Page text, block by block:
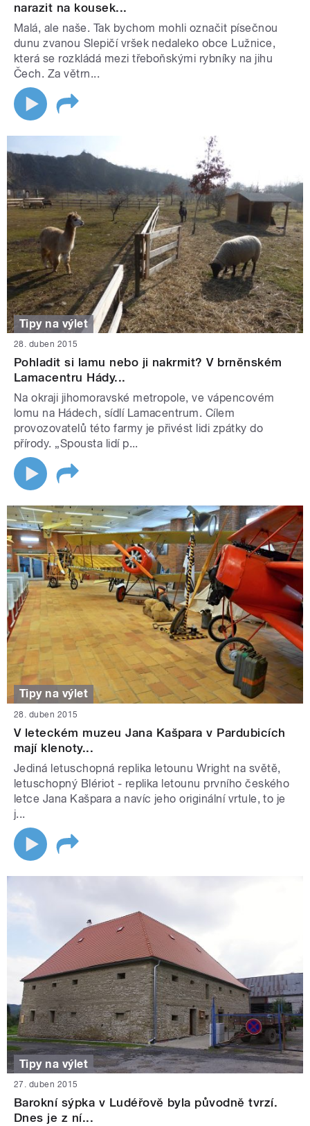
narazit na kousek...
Malá, ale naše. Tak bychom mohli označit písečnou
dunu zvanou Slepičí vršek nedaleko obce Lužnice,
která se rozkládá mezi třeboňskými rybníky na jihu
Čech. Za větrn...
Tipy na výlet
28. duben 2015
Pohladit si lamu nebo ji nakrmit? V brněnském
Lamacentru Hády...
Na okraji jihomoravské metropole, ve vápencovém
lomu na Hádech, sídlí Lamacentrum. Cílem
provozovatelů této farmy je přivést lidi zpátky do
přírody. „Spousta lidí p...
Tipy na výlet
28. duben 2015
V leteckém muzeu Jana Kašpara v Pardubicích
mají klenoty...
Jediná letuschopná replika letounu Wright na světě,
letuschopný Blériot - replika letounu prvního českého
letce Jana Kašpara a navíc jeho originální vrtule, to je
j...
Tipy na výlet
27. duben 2015
Barokní sýpka v Ludéřově byla původně tvrzí.
Dnes je z ní...